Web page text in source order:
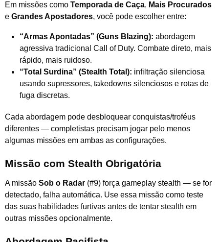
Em missões como Temporada de Caça, Mais Procurados
e Grandes Apostadores, você pode escolher entre:
“Armas Apontadas” (Guns Blazing): abordagem
agressiva tradicional Call of Duty. Combate direto, mais
rápido, mais ruidoso.
“Total Surdina” (Stealth Total): infiltração silenciosa
usando supressores, takedowns silenciosos e rotas de
fuga discretas.
Cada abordagem pode desbloquear conquistas/troféus
diferentes — completistas precisam jogar pelo menos
algumas missões em ambas as configurações.
Missão com Stealth Obrigatória
A missão Sob o Radar (#9) força gameplay stealth — se for
detectado, falha automática. Use essa missão como teste
das suas habilidades furtivas antes de tentar stealth em
outras missões opcionalmente.